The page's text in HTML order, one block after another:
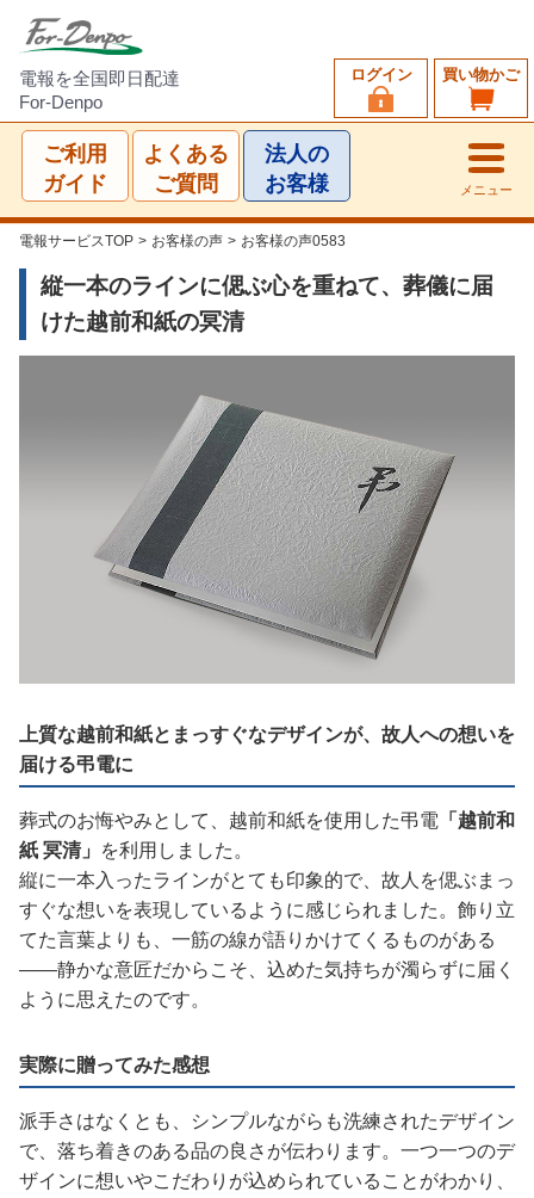
電報を全国即日配達
For-Denpo
買い物かご
ログイン
ご利用
ガイド
よくある
ご質問
法人の
お客様
メニュー
電報サービスTOP > お客様の声 > お客様の声0583
縦一本のラインに偲ぶ心を重ねて、葬儀に届
けた越前和紙の冥清
上質な越前和紙とまっすぐなデザインが、故人への想いを
届ける弔電に
葬式のお悔やみとして、越前和紙を使用した弔電 「越前和
紙 冥清」
を利用しました。
縦に一本入ったラインがとても印象的で、故人を偲ぶまっ
すぐな想いを表現しているように感じられました。飾り立
てた言葉よりも、一筋の線が語りかけてくるものがある
——静かな意匠だからこそ、込めた気持ちが濁らずに届く
ように思えたのです。
実際に贈ってみた感想
派手さはなくとも、シンプルながらも洗練されたデザイン
で、落ち着きのある品の良さが伝わります。一つ一つのデ
ザインに想いやこだわりが込められていることがわかり、